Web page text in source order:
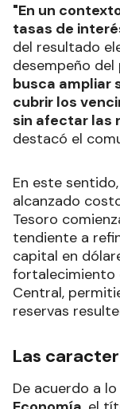
"En un
tasas de
del resultado
desempeño
busca ampliar
cubrir los
sin afectar las
destacó el
En este
alcanzado
Tesoro
tendiente a
capital en
fortalecimiento
Central,
reservas
Las
De acuerdo a